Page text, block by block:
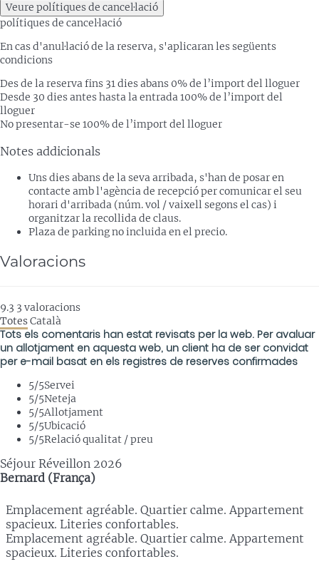
Veure polítiques de cancel·lació
polítiques de cancel·lació
En cas d'anul·lació de la reserva, s'aplicaran les següents
condicions
Des de la reserva fins 31 dies abans 0% de l’import del lloguer
Desde 30 dies antes hasta la entrada100% de l’import del
lloguer
No presentar-se 100% de l’import del lloguer
Notes addicionals
Uns dies abans de la seva arribada, s'han de posar en
contacte amb l'agència de recepció per comunicar el seu
horari d'arribada (núm. vol / vaixell segons el cas) i
organitzar la recollida de claus.
Plaza de parking no incluida en el precio.
Valoracions
9.3 3 valoracions
TotesCatalà
Tots els comentaris han estat revisats per la web. Per avaluar
un allotjament en aquesta web, un client ha de ser convidat
per e-mail basat en els registres de reserves confirmades
5/5Servei
5/5Neteja
5/5Allotjament
5/5Ubicació
5/5Relació qualitat / preu
Séjour Réveillon 2026
Bernard (França)
Emplacement agréable. Quartier calme. Appartement
spacieux. Literies confortables.
Emplacement agréable. Quartier calme. Appartement
spacieux. Literies confortables.